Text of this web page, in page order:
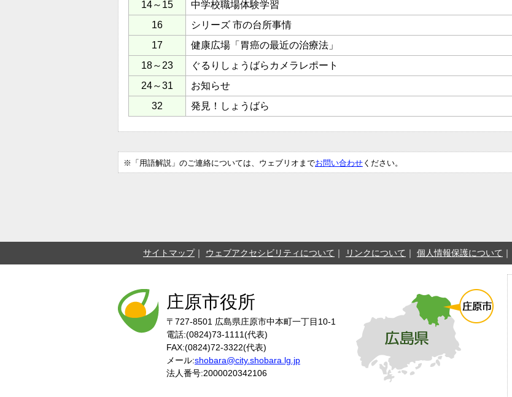
14～15
中学校職場体験学習
16
シリーズ 市の台所事情
17
健康広場「胃癌の最近の治療法」
18～23
ぐるりしょうばらカメラレポート
24～31
お知らせ
32
発見！しょうばら
※「用語解説」のご連絡については、ウェブリオまでお問い合わせ ください。
サイトマップ ウェブアクセシビリティについて リンクについて 個人情報保護について
庄原市役所
〒727-8501 広島県庄原市中本町一丁目10-1
電話:(0824)73-1111(代表)
FAX:(0824)72-3322(代表)
メール:shobara@city.shobara.lg.jp
法人番号:2000020342106